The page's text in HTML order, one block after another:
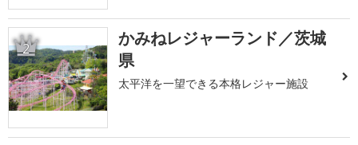
2
かみねレジャーランド／茨城
県
太平洋を一望できる本格レジャー施設